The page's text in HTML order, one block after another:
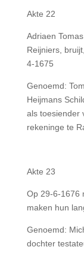
Akte 22
Adriaen
Reijniers,
4-1675
Genoemd:
Heijmans
als toesiender
rekeninge te
Akte 23
Op 29-6-1676
maken hun
Genoemd:
dochter